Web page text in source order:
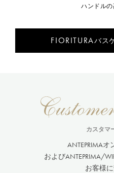
ハンドル
FIORITURAバス
カスタマ
ANTEPRIMA
およびANTEPRIMA/
お客様